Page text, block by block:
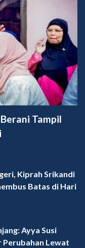
Tampil
Kiprah Srikandi
Batas di Hari
Ayya Susi
Lewat